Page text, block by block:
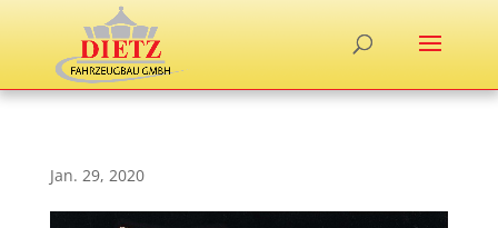
Jan. 29, 2020